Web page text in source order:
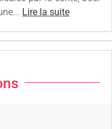
Lire la suite